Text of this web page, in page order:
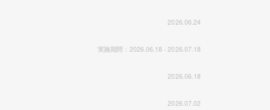
2026.06.24
実施期間：2026.06.18 - 2026.07.18
2026.06.18
2026.07.02